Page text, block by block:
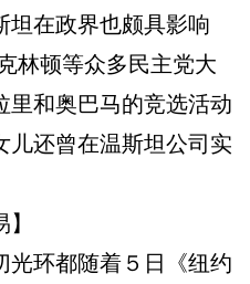
在政界也颇具影响
林顿等众多民主党大
和奥巴马的竞选活动
还曾在温斯坦公司实
环都随着５日《纽约